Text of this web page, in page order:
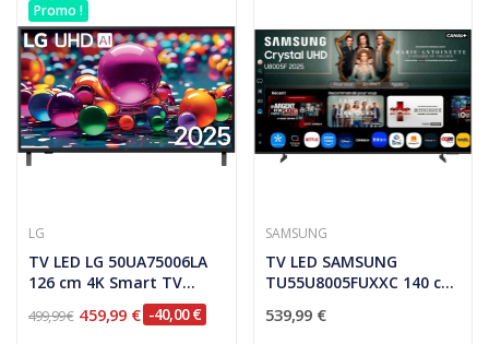
Promo !
LG
TV LED LG 50UA75006LA
126 cm 4K Smart TV
499,99 € 459,99 € -40,00 €
SAMSUNG
TV LED SAMSUNG
TU55U8005FUXXC 140 cm
539,99 €